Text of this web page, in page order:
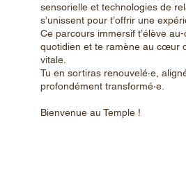
sensorielle et technologies de
s’unissent pour t’offrir une
Ce parcours immersif t’élève
quotidien et te ramène au cœur
vitale.
Tu en sortiras renouvelé·e,
profondément transformé·e.
Bienvenue au Temple !